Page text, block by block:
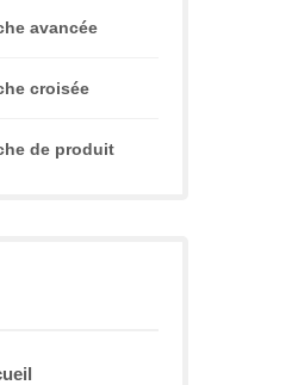
avancée
croisée
de produit